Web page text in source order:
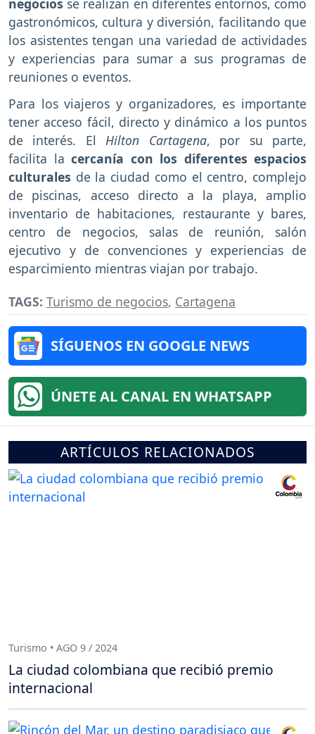
gastronómicos, cultura y diversión, facilitando que
los asistentes tengan una variedad de actividades
y experiencias para sumar a sus programas de
reuniones o eventos.
Para los viajeros y organizadores, es importante
tener acceso fácil, directo y dinámico a los puntos
de interés. ElHilton Cartagena, por su parte,
facilita la cercanía con los diferentes espacios
culturales de la ciudad como el centro, complejo
de piscinas, acceso directo a la playa, amplio
inventario de habitaciones, restaurante y bares,
centro de negocios, salas de reunión, salón
ejecutivo y de convenciones y experiencias de
esparcimiento mientras viajan por trabajo.
TAGS: Turismo de negocios, Cartagena
SÍGUENOS EN GOOGLE NEWS
ÚNETE AL CANAL EN WHATSAPP
ARTÍCULOS RELACIONADOS
Turismo • AGO 9 / 2024
La ciudad colombiana que recibió premio
internacional